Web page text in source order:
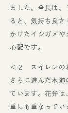
ました。全長は
ると、気持ち良
かけたイシガメ
心配です。
＜２ スイレンの
さらに進んだ木
ています。花弁
重にも重なってい